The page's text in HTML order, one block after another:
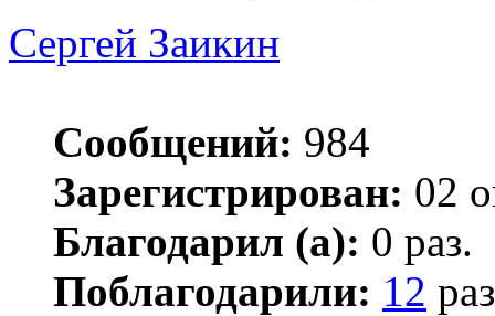
Сергей Заикин
Сообщений: 984
Зарегистрирован: 02
Благодарил (а): 0 раз.
Поблагодарили: 12